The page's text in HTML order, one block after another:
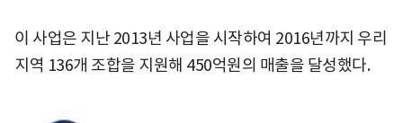
이 사업은 지난 2013년 사업을 시작하여 2016년까지 우리
지역 136개 조합을 지원해 450억원의 매출을 달성했다.